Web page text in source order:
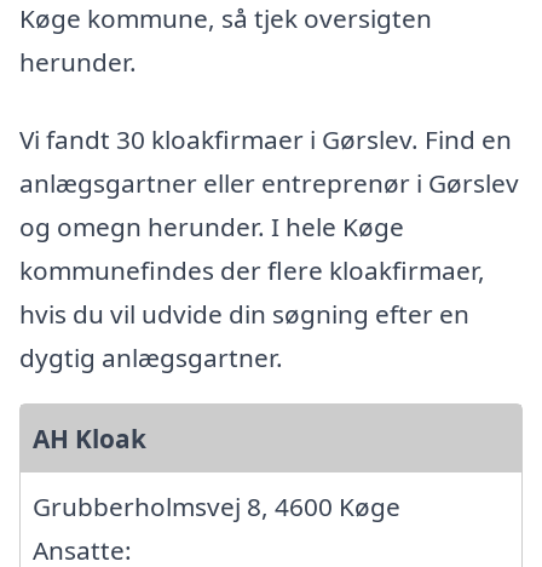
Køge kommune, så tjek oversigten
herunder.
Vi fandt 30 kloakfirmaer i Gørslev. Find en
anlægsgartner eller entreprenør i Gørslev
og omegn herunder. I hele Køge
kommunefindes der flere kloakfirmaer,
hvis du vil udvide din søgning efter en
dygtig anlægsgartner.
AH Kloak
Grubberholmsvej 8, 4600 Køge
Ansatte: